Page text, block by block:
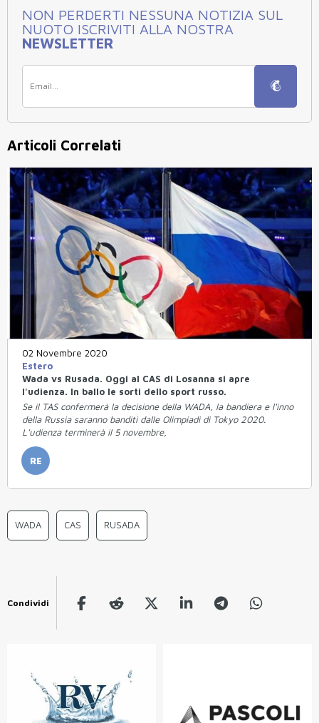
NON PERDERTI NESSUNA NOTIZIA SUL
NUOTO ISCRIVITI ALLA NOSTRA
NEWSLETTER
Articoli Correlati
02 Novembre 2020
Estero
Wada vs Rusada. Oggi al CAS di Losanna si apre
l'udienza. In ballo le sorti dello sport russo.
Se il TAS confermerà la decisione della WADA, la bandiera e l'inno
della Russia saranno banditi dalle Olimpiadi di Tokyo 2020.
L'udienza terminerà il 5 novembre,
RE
WADA CAS RUSADA
Condividi